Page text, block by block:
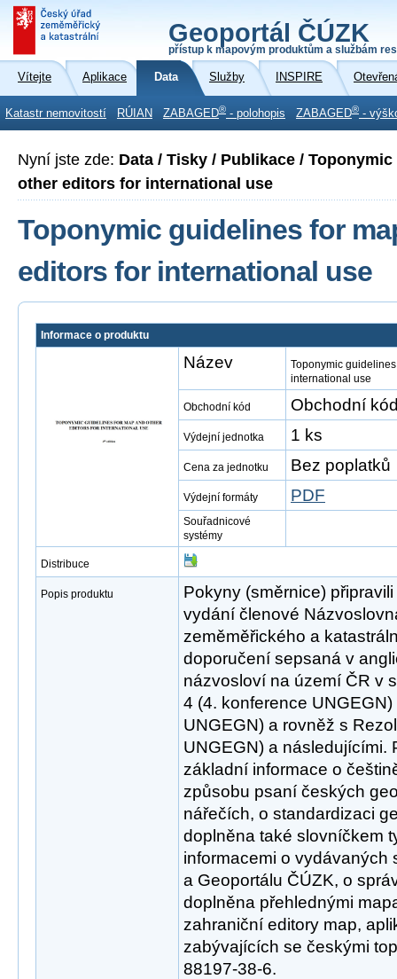
Geoportál ČÚZK
přístup k mapovým produktům a službám
Vítejte Aplikace Data Služby INSPIRE
Katastr nemovitostí RÚIAN ZABAGED® - polohopis ZABAGED® -
Nyní jste zde: Data / Tisky / Publikace /
other editors for international use
Toponymic guidelines for
editors for international use
Informace o produktu
Název
Toponymic
international use
Obchodní kód Obchodní
Výdejní jednotka 1 ks
Cena za jednotku Bez poplatků
Výdejní formáty PDF
Souřadnicové
systémy
Distribuce
Popis produktu
Pokyny (směrnice)
vydání členové
zeměměřického a
doporučení sepsaná v
názvosloví na území ČR v
4 (4. konference
UNGEGN) a rovněž s
UNGEGN) a následujícími.
základní informace o
způsobu psaní českých
nářečích, o standardizaci
doplněna také slovníčkem
informacemi o
a Geoportálu ČÚZK, o
doplněna přehlednými
zahraniční editory map,
zabývajících se českými
88197-38-6.